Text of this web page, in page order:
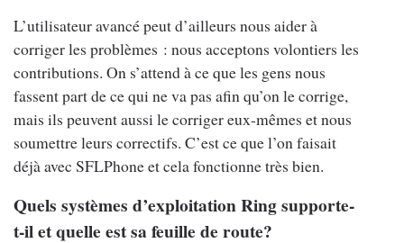
L’utilisateur avancé peut d’ailleurs nous aider à
corriger les problèmes : nous acceptons volontiers les
contributions. On s’attend à ce que les gens nous
fassent part de ce qui ne va pas afin qu’on le corrige,
mais ils peuvent aussi le corriger eux-mêmes et nous
soumettre leurs correctifs. C’est ce que l’on faisait
déjà avec SFLPhone et cela fonctionne très bien.
Quels systèmes d’exploitation Ring supporte-
t-il et quelle est sa feuille de route?